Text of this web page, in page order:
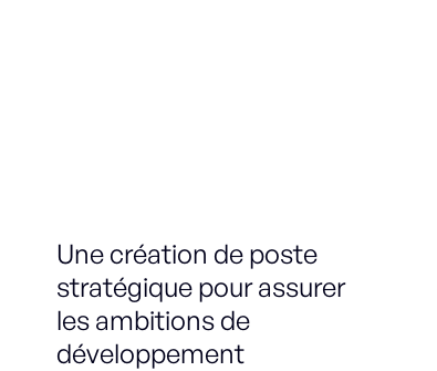
Une création de poste
stratégique pour assurer
les ambitions de
développement